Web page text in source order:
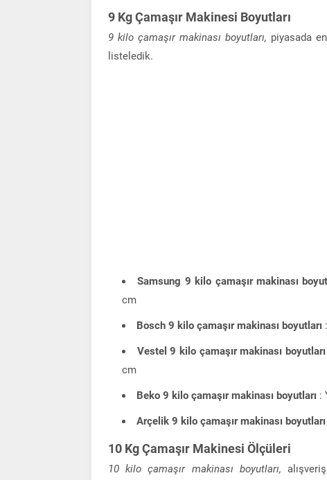
9 Kg Çamaşır Makinesi Boyutları
9 kilo çamaşır makinası boyutları, piyasada
listeledik.
Samsung 9 kilo çamaşır makinası
cm
Bosch 9 kilo çamaşır makinası boyutları
Vestel 9 kilo çamaşır makinası boyutları
cm
Beko 9 kilo çamaşır makinası boyutları :
Arçelik 9 kilo çamaşır makinası boyutları
10 Kg Çamaşır Makinesi Ölçüleri
10 kilo çamaşır makinası boyutları,